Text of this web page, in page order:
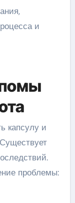
и
капсулу и
проблемы: